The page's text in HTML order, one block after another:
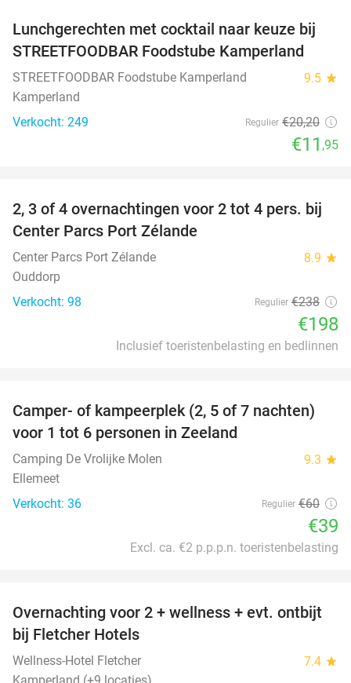
41%
Lunchgerechten met cocktail naar keuze bij
STREETFOODBAR Foodstube Kamperland
STREETFOODBAR Foodstube Kamperland 9.5 star
Kamperland
Verkocht: 249
Regulier €20,20
€11 ,95
17%
2, 3 of 4 overnachtingen voor 2 tot 4 pers. bij
Center Parcs Port Zélande
Center Parcs Port Zélande 8.9 star
Ouddorp
Verkocht: 98
Regulier €238
€198
Inclusief toeristenbelasting en bedlinnen
35%
Camper- of kampeerplek (2, 5 of 7 nachten)
voor 1 tot 6 personen in Zeeland
Camping De Vrolijke Molen 9.3 star
Ellemeet
Verkocht: 36
Regulier €60
€39
Excl. ca. €2 p.p.p.n. toeristenbelasting
55%
Overnachting voor 2 + wellness + evt. ontbijt
bij Fletcher Hotels
Wellness-Hotel Fletcher 7.4 star